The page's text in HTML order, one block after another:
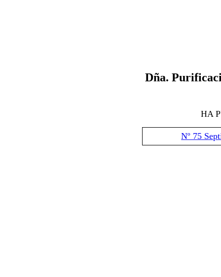
Dña.
HA
Nº 75